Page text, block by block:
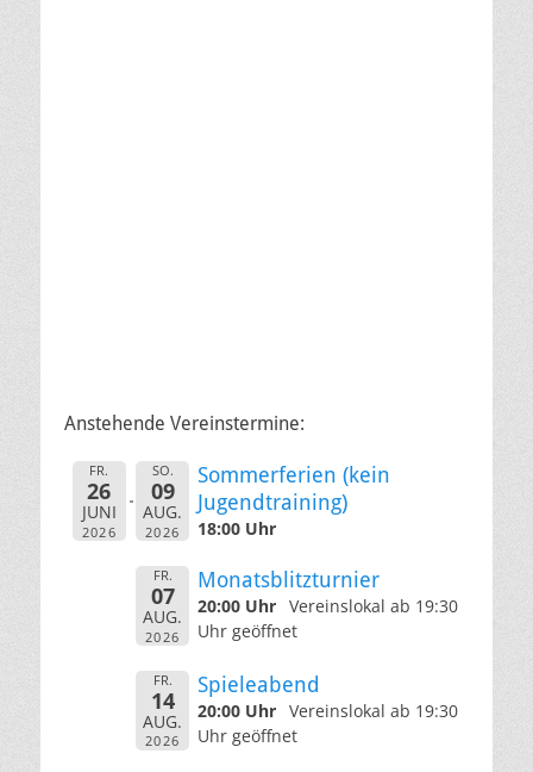
Anstehende Vereinstermine:
FR.
26
JUNI
2026
SO.
09
AUG.
2026
Sommerferien (kein
Jugendtraining)
18:00 Uhr
FR.
07
AUG.
2026
Monatsblitzturnier
20:00 Uhr Vereinslokal ab 19:30
Uhr geöffnet
FR.
14
AUG.
2026
Spieleabend
20:00 Uhr Vereinslokal ab 19:30
Uhr geöffnet